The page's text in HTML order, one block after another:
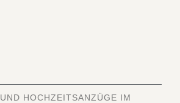
UND HOCHZEITSANZÜGE IM